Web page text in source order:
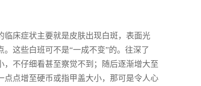
床症状主要就是皮肤出现白斑，表面光
这些白班可不是“一成不变”的。往深了
不仔细看甚至察觉不到；随后逐渐增大至
点增至硬币或指甲盖大小，那可是令人心